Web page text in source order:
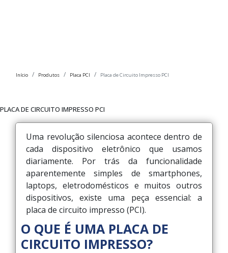
Início Produtos Placa PCI Placa de Circuito Impresso PCI
PLACA DE CIRCUITO IMPRESSO PCI
Uma revolução silenciosa acontece dentro de
cada dispositivo eletrônico que usamos
diariamente. Por trás da funcionalidade
aparentemente simples de smartphones,
laptops, eletrodomésticos e muitos outros
dispositivos, existe uma peça essencial: a
placa de circuito impresso (PCI).
O QUE É UMA PLACA DE
CIRCUITO IMPRESSO?